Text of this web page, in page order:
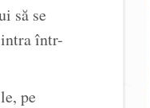
să se
într-
pe